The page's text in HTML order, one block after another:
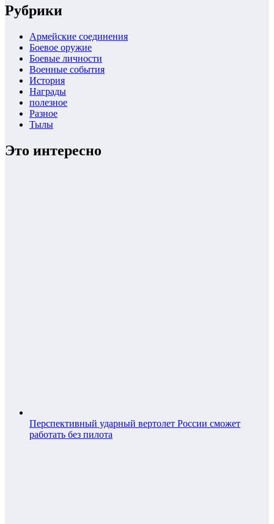
Рубрики
Армейские соединения
Боевое оружие
Боевые личности
Военные события
История
Награды
полезное
Разное
Тылы
Это интересно
Перспективный ударный вертолет России сможет
работать без пилота